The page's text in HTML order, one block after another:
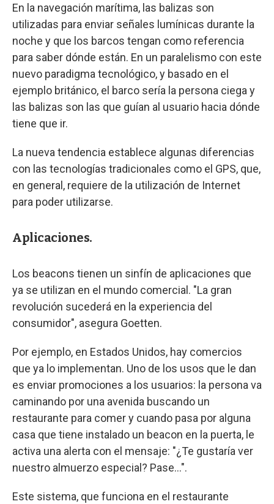
En la navegación marítima, las balizas son
utilizadas para enviar señales lumínicas durante la
noche y que los barcos tengan como referencia
para saber dónde están. En un paralelismo con este
nuevo paradigma tecnológico, y basado en el
ejemplo británico, el barco sería la persona ciega y
las balizas son las que guían al usuario hacia dónde
tiene que ir.
La nueva tendencia establece algunas diferencias
con las tecnologías tradicionales como el GPS, que,
en general, requiere de la utilización de Internet
para poder utilizarse.
Aplicaciones.
Los beacons tienen un sinfín de aplicaciones que
ya se utilizan en el mundo comercial. "La gran
revolución sucederá en la experiencia del
consumidor", asegura Goetten.
Por ejemplo, en Estados Unidos, hay comercios
que ya lo implementan. Uno de los usos que le dan
es enviar promociones a los usuarios: la persona va
caminando por una avenida buscando un
restaurante para comer y cuando pasa por alguna
casa que tiene instalado un beacon en la puerta, le
activa una alerta con el mensaje: "¿Te gustaría ver
nuestro almuerzo especial? Pase...".
Este sistema, que funciona en el restaurante